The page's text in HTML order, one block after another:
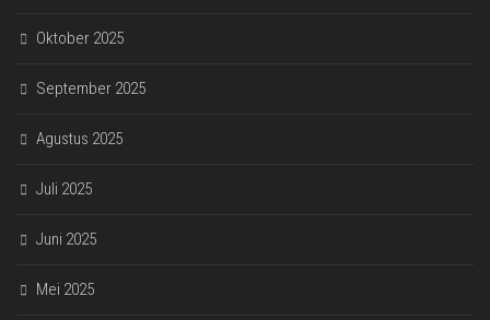
Oktober 2025
September 2025
Agustus 2025
Juli 2025
Juni 2025
Mei 2025